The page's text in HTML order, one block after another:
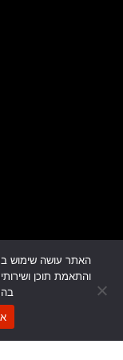
האתר עושה שימוש
והתאמת תוכן